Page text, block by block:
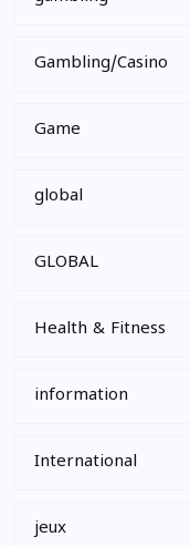
Gambling/Casino
Game
global
GLOBAL
Health & Fitness
information
International
jeux